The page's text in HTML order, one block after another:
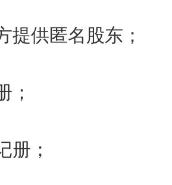
提供匿名股东；
；
册；